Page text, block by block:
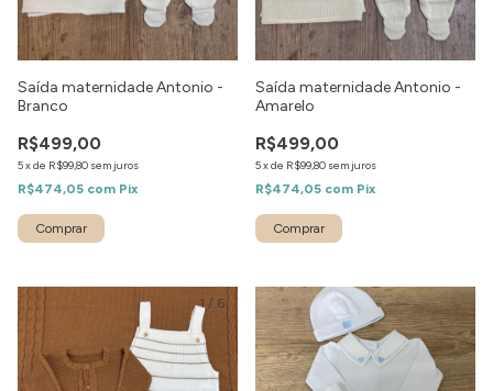
Saída maternidade Antonio -
Branco
R$499,00
5xde R$99,80 sem juros
R$474,05 com Pix
Comprar
Saída maternidade Antonio -
Amarelo
R$499,00
5xde R$99,80 sem juros
R$474,05 com Pix
Comprar
1 / 6